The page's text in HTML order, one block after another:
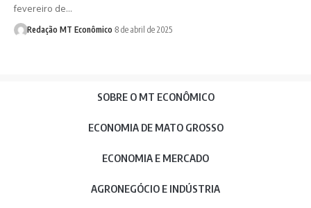
fevereiro de…
Redação MT Econômico 8 de abril de 2025
SOBRE O MT ECONÔMICO
ECONOMIA DE MATO GROSSO
ECONOMIA E MERCADO
AGRONEGÓCIO E INDÚSTRIA